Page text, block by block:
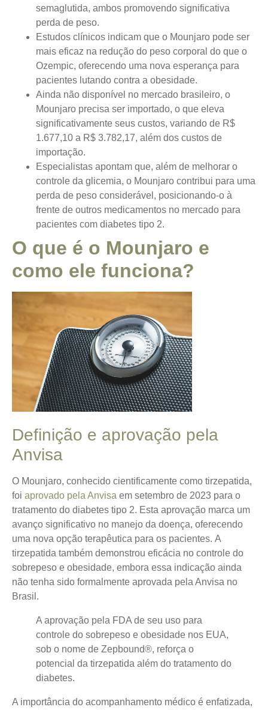
semaglutida, ambos promovendo significativa
perda de peso.
Estudos clínicos indicam que o Mounjaro pode ser
mais eficaz na redução do peso corporal do que o
Ozempic, oferecendo uma nova esperança para
pacientes lutando contra a obesidade.
Ainda não disponível no mercado brasileiro, o
Mounjaro precisa ser importado, o que eleva
significativamente seus custos, variando de R$
1.677,10 a R$ 3.782,17, além dos custos de
importação.
Especialistas apontam que, além de melhorar o
controle da glicemia, o Mounjaro contribui para uma
perda de peso considerável, posicionando-o à
frente de outros medicamentos no mercado para
pacientes com diabetes tipo 2.
O que é o Mounjaro e
como ele funciona?
Definição e aprovação pela
Anvisa
O Mounjaro, conhecido cientificamente como tirzepatida,
foi aprovado pela Anvisa em setembro de 2023 para o
tratamento do diabetes tipo 2. Esta aprovação marca um
avanço significativo no manejo da doença, oferecendo
uma nova opção terapêutica para os pacientes. A
tirzepatida também demonstrou eficácia no controle do
sobrepeso e obesidade, embora essa indicação ainda
não tenha sido formalmente aprovada pela Anvisa no
Brasil.
A aprovação pela FDA de seu uso para
controle do sobrepeso e obesidade nos EUA,
sob o nome de Zepbound®, reforça o
potencial da tirzepatida além do tratamento do
diabetes.
A importância do acompanhamento médico é enfatizada,